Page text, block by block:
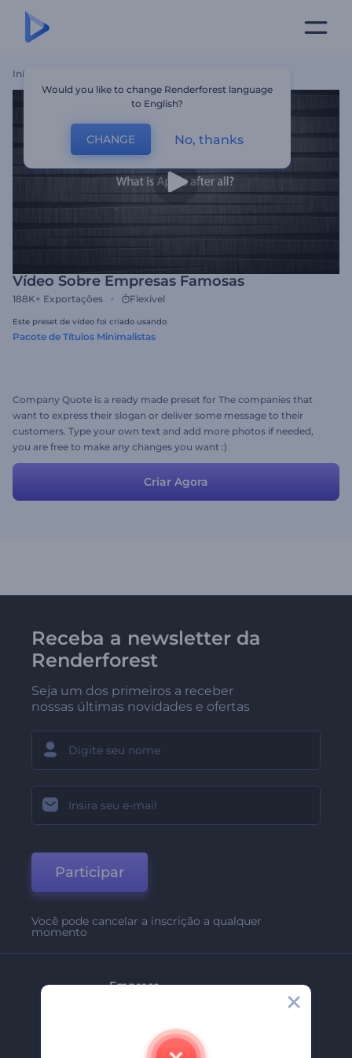
Início
Vídeo Sobre Empresas Famosas
188K+ Exportações Flexível
Este preset de vídeo foi criado usando
Pacote de Títulos Minimalistas
Company Quote is a ready made preset for The companies that
want to express their slogan or deliver some message to their
customers. Type your own text and add more photos if needed,
you are free to make any changes you want :)
Criar Agora
Receba a newsletter da
Renderforest
Seja um dos primeiros a receber
nossas últimas novidades e ofertas
Participar
Você pode cancelar a inscrição a qualquer
momento
Empresa
Contate-Nos
Would you like to change Renderforest language
to English?
CHANGE No, thanks